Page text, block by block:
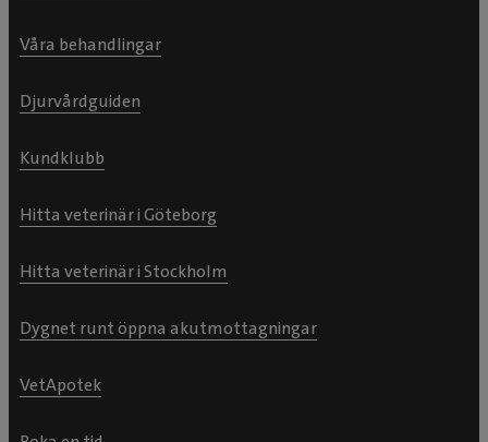
Våra behandlingar
Djurvårdguiden
Kundklubb
Hitta veterinär i Göteborg
Hitta veterinär i Stockholm
Dygnet runt öppna akutmottagningar
VetApotek